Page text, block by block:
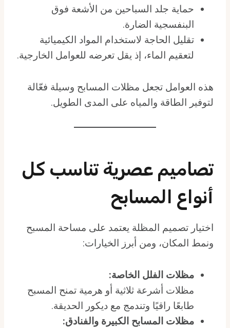
حماية جلد السباحين من الأشعة فوق
البنفسجية الضارة.
تقليل الحاجة لاستخدام المواد الكيميائية
لتعقيم الماء، إذ يقل تعرضه للعوامل الخارجية.
هذه العوامل تجعل مظلات المسابح وسيلة فعّالة
لتوفير الطاقة والمياه على المدى الطويل.
تصاميم عصرية تناسب كل
أنواع المسابح
اختيار تصميم المظلة يعتمد على مساحة المسبح
ونمط المكان، ومن أبرز الخيارات:
مظلات الفلل الخاصة:
مظلات أشرعة ثلاثية أو هرمية تمنح المسبح
طابعًا راقيًا وتندمج مع ديكور الحديقة.
مظلات المسابح الكبيرة والفنادق: